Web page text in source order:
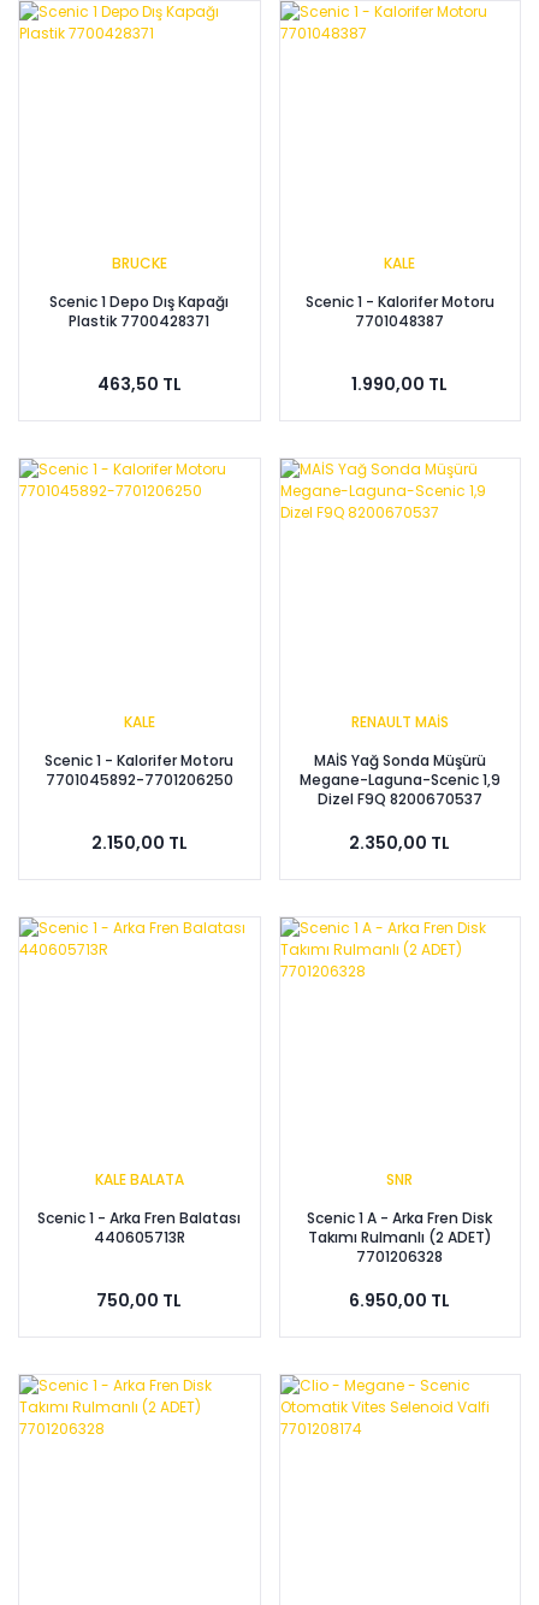
BRUCKE
Scenic 1 Depo Dış Kapağı
Plastik 7700428371
463,50 TL
KALE
Scenic 1 - Kalorifer Motoru
7701048387
1.990,00 TL
KALE
Scenic 1 - Kalorifer Motoru
7701045892-7701206250
2.150,00 TL
RENAULT MAİS
MAİS Yağ Sonda Müşürü
Megane-Laguna-Scenic 1,9
Dizel F9Q 8200670537
2.350,00 TL
KALE BALATA
Scenic 1 - Arka Fren Balatası
440605713R
750,00 TL
SNR
Scenic 1 A - Arka Fren Disk
Takımı Rulmanlı (2 ADET)
7701206328
6.950,00 TL